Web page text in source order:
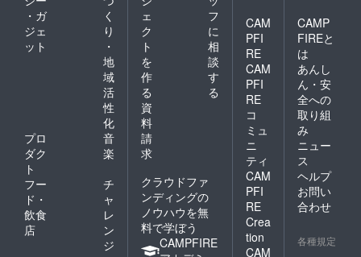
・ガ
ジェ
ット
く
り
・
地
域
活
性
化
プロ
ダク
ト
音
楽
フー
ド・
飲食
店
チ
ャ
レ
ン
ジ
ェ
ク
ト
を
作
る
フ
に
相
談
す
る
資
料
請
求
クラウドファ
ンディングの
ノウハウを無
料で学ぼう
CAMPFIRE
CAM
PFI
RE
CAM
PFI
RE
コ
ミュ
ニ
ティ
CAM
PFI
RE
Crea
tion
CAM
CAMP
FIREと
は
あんし
ん・安
全への
取り組
み
ニュー
ス
ヘルプ
お問い
合わせ
各種規定